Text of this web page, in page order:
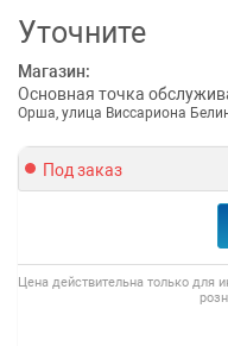
Уточните
Магазин:
Основная точка
Орша, улица Виссариона
Под заказ
Цена действительна только для